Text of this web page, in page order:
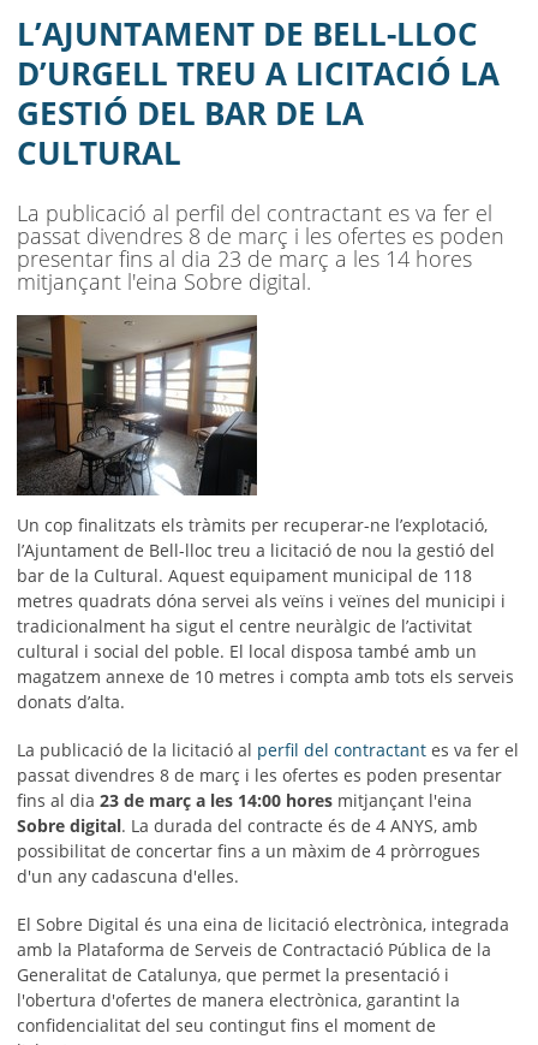
AJUNTAMENT
MUNICIPI
SEU ELECTRÒNICA
BELL-LLOC SOLUCIONA
L’AJUNTAMENT DE BELL-LLOC
D’URGELL TREU A LICITACIÓ LA
GESTIÓ DEL BAR DE LA
CULTURAL
La publicació al perfil del contractant es va fer el
passat divendres 8 de març i les ofertes es poden
presentar fins al dia 23 de març a les 14 hores
mitjançant l'eina Sobre digital.
Un cop finalitzats els tràmits per recuperar-ne l’explotació,
l’Ajuntament de Bell-lloc treu a licitació de nou la gestió del
bar de la Cultural. Aquest equipament municipal de 118
metres quadrats dóna servei als veïns i veïnes del municipi i
tradicionalment ha sigut el centre neuràlgic de l’activitat
cultural i social del poble. El local disposa també amb un
magatzem annexe de 10 metres i compta amb tots els serveis
donats d’alta.
La publicació de la licitació al perfil del contractant es va fer el
passat divendres 8 de març i les ofertes es poden presentar
fins al dia23 de març a les 14:00 hores mitjançant l'eina
Sobre digital. La durada del contracte és de 4 ANYS, amb
possibilitat de concertar fins a un màxim de 4 pròrrogues
d'un any cadascuna d'elles.
El Sobre Digital és una eina de licitació electrònica, integrada
amb la Plataforma de Serveis de Contractació Pública de la
Generalitat de Catalunya, que permet la presentació i
l'obertura d'ofertes de manera electrònica, garantint la
confidencialitat del seu contingut fins el moment de